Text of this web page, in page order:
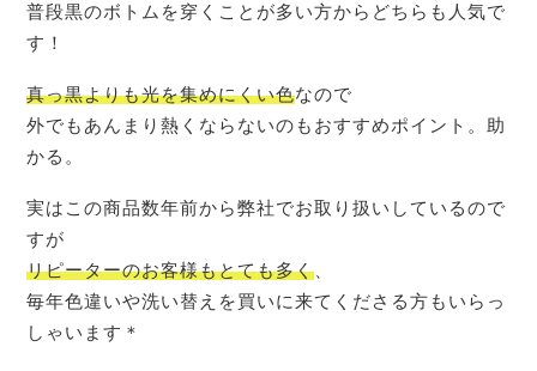
普段黒のボトムを穿くことが多い方からどちらも人気で
す！
真っ黒よりも光を集めにくい色なので
外でもあんまり熱くならないのもおすすめポイント。助
かる。
実はこの商品数年前から弊社でお取り扱いしているので
すが
リピーターのお客様もとても多く
毎年色違いや洗い替えを買いに来てくださる方もいらっ
しゃいます＊